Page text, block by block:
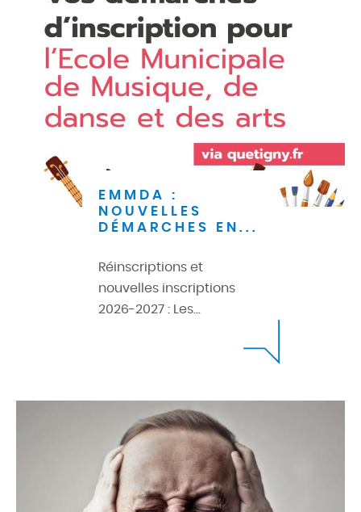
EMMDA :
NOUVELLES
DÉMARCHES EN...
Réinscriptions et
nouvelles inscriptions
2026-2027 : Les...